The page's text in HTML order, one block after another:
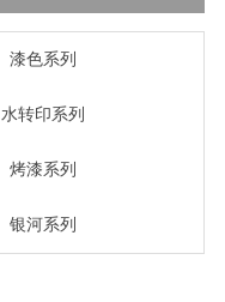
漆色系列
水转印系列
烤漆系列
银河系列